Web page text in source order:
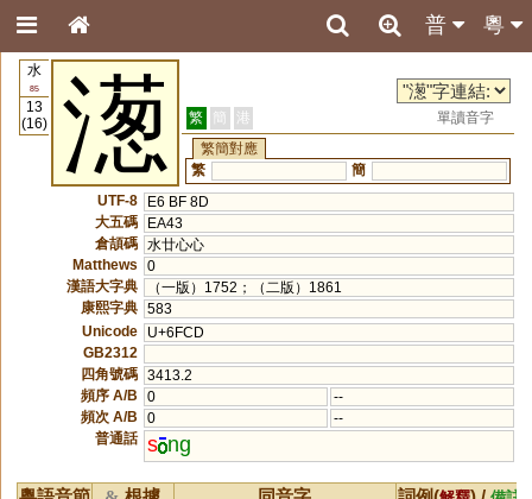
粵
普
水
85
13
(16)
濍 繁 簡 港
單讀音字
繁簡對應
繁
簡
UTF-8
E6 BF 8D
大五碼
EA43
倉頡碼 水廿心心
Matthews
0
漢語大字典
（一版）1752；（二版）1861
康熙字典 583
Unicode
U+6FCD
GB2312
四角號碼 3413.2
頻序 A/B
0
--
頻次 A/B
0
--
普通話 s ng